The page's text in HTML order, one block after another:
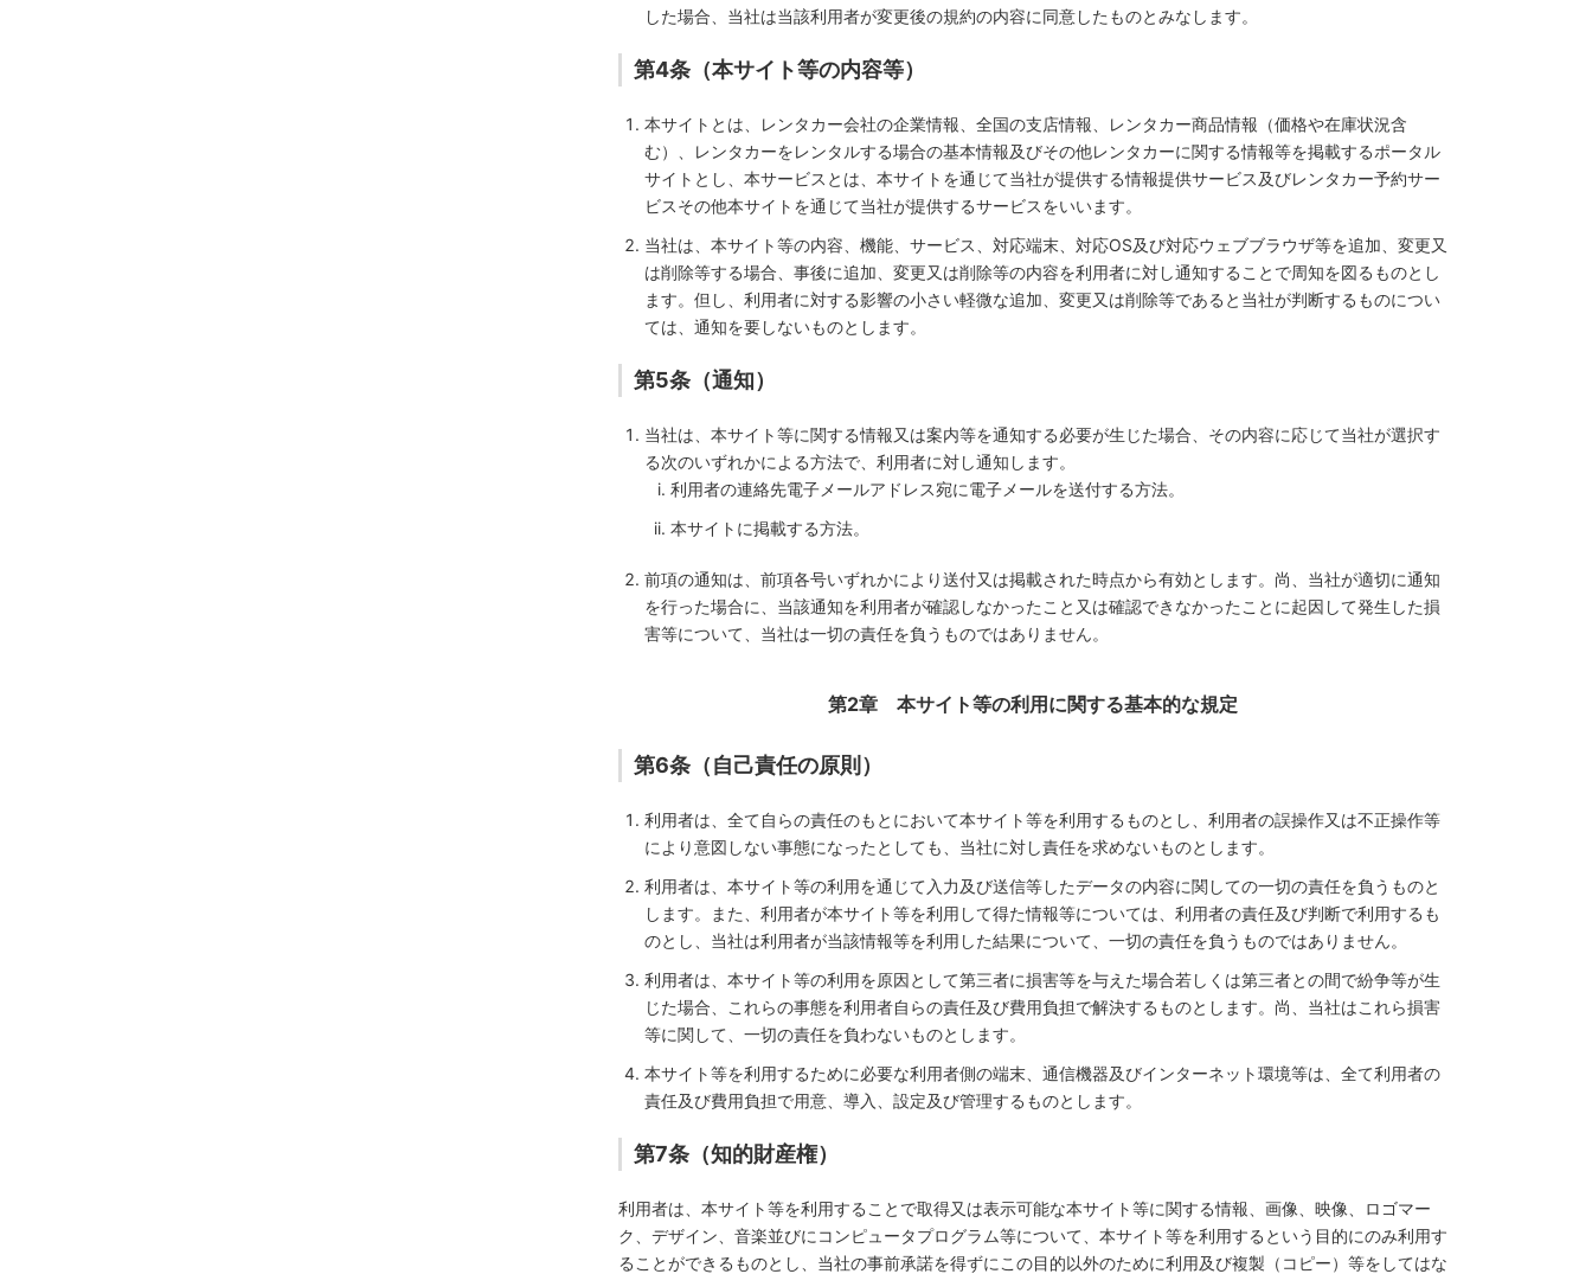
した場合、当社は当該利用者が変更後の規約の内容に同意したものとみなします。
第4条（本サイト等の内容等）
本サイトとは、レンタカー会社の企業情報、全国の支店情報、レンタカー商品情報（価格や在庫状況含
む）、レンタカーをレンタルする場合の基本情報及びその他レンタカーに関する情報等を掲載するポータル
サイトとし、本サービスとは、本サイトを通じて当社が提供する情報提供サービス及びレンタカー予約サー
ビスその他本サイトを通じて当社が提供するサービスをいいます。
当社は、本サイト等の内容、機能、サービス、対応端末、対応OS及び対応ウェブブラウザ等を追加、変更又
は削除等する場合、事後に追加、変更又は削除等の内容を利用者に対し通知することで周知を図るものとし
ます。但し、利用者に対する影響の小さい軽微な追加、変更又は削除等であると当社が判断するものについ
ては、通知を要しないものとします。
第5条（通知）
当社は、本サイト等に関する情報又は案内等を通知する必要が生じた場合、その内容に応じて当社が選択す
る次のいずれかによる方法で、利用者に対し通知します。
利用者の連絡先電子メールアドレス宛に電子メールを送付する方法。
本サイトに掲載する方法。
前項の通知は、前項各号いずれかにより送付又は掲載された時点から有効とします。尚、当社が適切に通知
を行った場合に、当該通知を利用者が確認しなかったこと又は確認できなかったことに起因して発生した損
害等について、当社は一切の責任を負うものではありません。
第2章 本サイト等の利用に関する基本的な規定
第6条（自己責任の原則）
利用者は、全て自らの責任のもとにおいて本サイト等を利用するものとし、利用者の誤操作又は不正操作等
により意図しない事態になったとしても、当社に対し責任を求めないものとします。
利用者は、本サイト等の利用を通じて入力及び送信等したデータの内容に関しての一切の責任を負うものと
します。また、利用者が本サイト等を利用して得た情報等については、利用者の責任及び判断で利用するも
のとし、当社は利用者が当該情報等を利用した結果について、一切の責任を負うものではありません。
利用者は、本サイト等の利用を原因として第三者に損害等を与えた場合若しくは第三者との間で紛争等が生
じた場合、これらの事態を利用者自らの責任及び費用負担で解決するものとします。尚、当社はこれら損害
等に関して、一切の責任を負わないものとします。
本サイト等を利用するために必要な利用者側の端末、通信機器及びインターネット環境等は、全て利用者の
責任及び費用負担で用意、導入、設定及び管理するものとします。
第7条（知的財産権）
利用者は、本サイト等を利用することで取得又は表示可能な本サイト等に関する情報、画像、映像、ロゴマー
ク、デザイン、音楽並びにコンピュータプログラム等について、本サイト等を利用するという目的にのみ利用す
ることができるものとし、当社の事前承諾を得ずにこの目的以外のために利用及び複製（コピー）等をしてはな